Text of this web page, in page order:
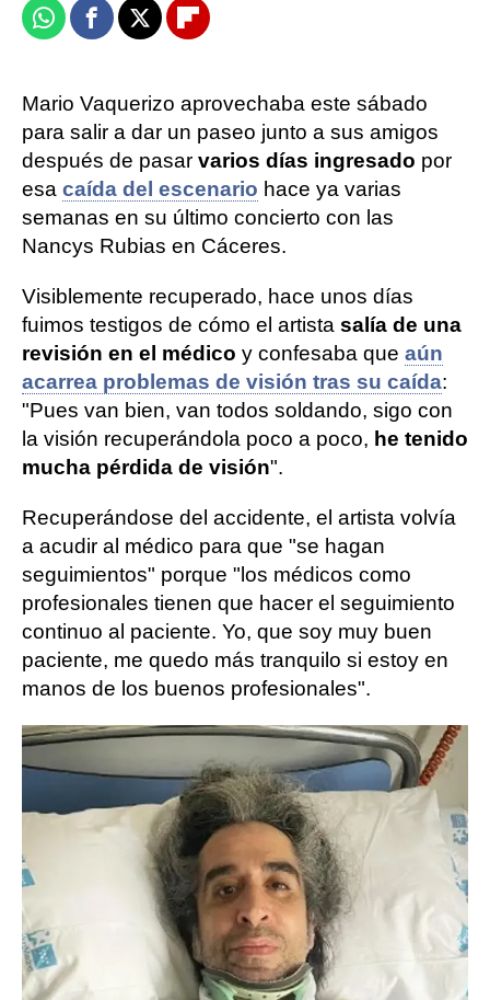
WhatsappFacebook
X Flipboard
Mario Vaquerizo aprovechaba este sábado
para salir a dar un paseo junto a sus amigos
después de pasar varios días ingresado por
esa caída del escenario hace ya varias
semanas en su último concierto con las
Nancys Rubias en Cáceres.
Visiblemente recuperado, hace unos días
fuimos testigos de cómo el artista salía de una
revisión en el médico y confesaba que aún
acarrea problemas de visión tras su caída:
"Pues van bien, van todos soldando, sigo con
la visión recuperándola poco a poco, he tenido
mucha pérdida de visión".
Recuperándose del accidente, el artista volvía
a acudir al médico para que "se hagan
seguimientos" porque "los médicos como
profesionales tienen que hacer el seguimiento
continuo al paciente. Yo, que soy muy buen
paciente, me quedo más tranquilo si estoy en
manos de los buenos profesionales".